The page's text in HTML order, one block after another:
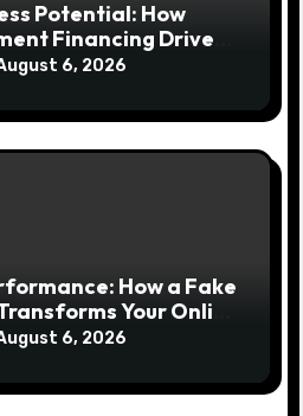
Potential: How
Financing Drives
Cash
6, 2026
How a Fake
Your Online
6, 2026